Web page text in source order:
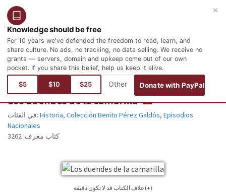
العربية
Knowledge should be free
For 10 years we've defended the freedom to read, learn, and
share culture. No ads, no tracking, no data selling. We receive no
grants — servers, domain and upkeep come out of our own
pocket. If you share this belief, help us keep it alive.
$5 $10 $25 Donate with PayPal
×
أنت هنا:اللغات الأسبانية Historia y Geografía Historia
Los duendes de la camarilla ESPAÑOL
في الفئات: Historia, Colección Benito Pérez Galdós, Episodios
Nacionales
كتاب معرف: 3262
غلاف الكتاب قد لا تكون دقيقة (+)